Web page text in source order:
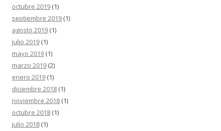
octubre 2019 (1)
septiembre 2019 (1)
agosto 2019 (1)
julio 2019 (1)
mayo 2019 (1)
marzo 2019 (2)
enero 2019 (1)
diciembre 2018 (1)
noviembre 2018 (1)
octubre 2018 (1)
julio 2018 (1)